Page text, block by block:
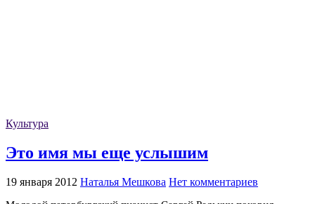
Культура
Это имя мы еще услышим
19 января 2012 Наталья Мешкова Нет комментариев